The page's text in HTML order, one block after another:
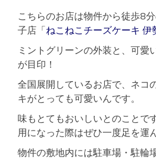
こちらのお店は物件から徒歩8
子店「ねこねこチーズケーキ 伊
ミントグリーンの外装と、可愛
が目印！
全国展開しているお店で、ネコ
キがとっても可愛いんです。
味もとてもおいしいとのことで
用になった際はぜひ一度足を運
物件の敷地内には駐車場・駐輪